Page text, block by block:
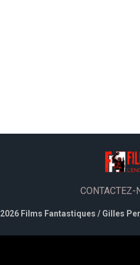
CONTACTEZ-
2026 Films Fantastiques / Gilles